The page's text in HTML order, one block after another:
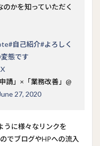
かを知っていただく
#自己紹介#よろしく
態です
請」×「業務改善」@
June 27, 2020
うに様々なリンクを
でブログやHPへの流入